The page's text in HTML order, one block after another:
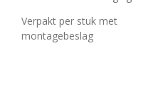
Verpakt per stuk met
montagebeslag